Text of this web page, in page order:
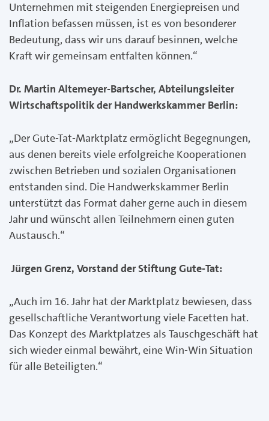
Unternehmen mit steigenden Energiepreisen und
Inflation befassen müssen, ist es von besonderer
Bedeutung, dass wir uns darauf besinnen, welche
Kraft wir gemeinsam entfalten können.“
Dr. Martin Altemeyer-Bartscher, Abteilungsleiter
Wirtschaftspolitik der Handwerkskammer Berlin:
„Der Gute-Tat-Marktplatz ermöglicht Begegnungen,
aus denen bereits viele erfolgreiche Kooperationen
zwischen Betrieben und sozialen Organisationen
entstanden sind. Die Handwerkskammer Berlin
unterstützt das Format daher gerne auch in diesem
Jahr und wünscht allen Teilnehmern einen guten
Austausch.“
Jürgen Grenz, Vorstand der Stiftung Gute-Tat:
„Auch im 16. Jahr hat der Marktplatz bewiesen, dass
gesellschaftliche Verantwortung viele Facetten hat.
Das Konzept des Marktplatzes als Tauschgeschäft hat
sich wieder einmal bewährt, eine Win-Win Situation
für alle Beteiligten.“